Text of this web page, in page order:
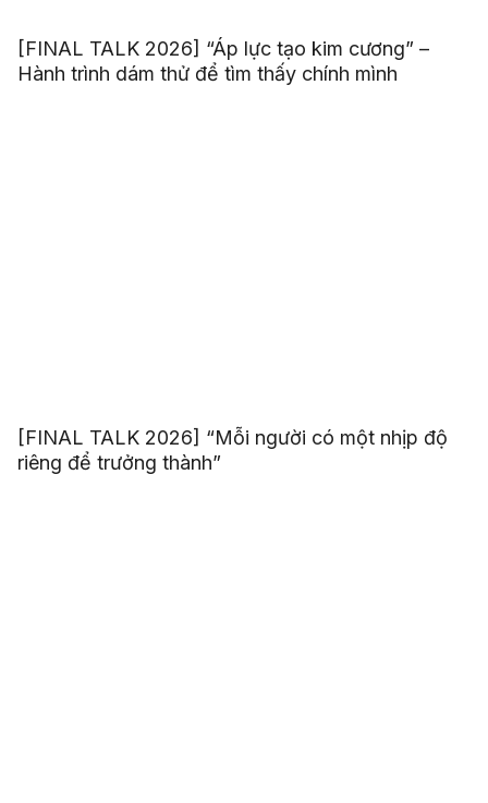
[FINAL TALK 2026] “Áp lực tạo kim cương” –
Hành trình dám thử để tìm thấy chính mình
[FINAL TALK 2026] “Mỗi người có một nhịp độ
riêng để trưởng thành”